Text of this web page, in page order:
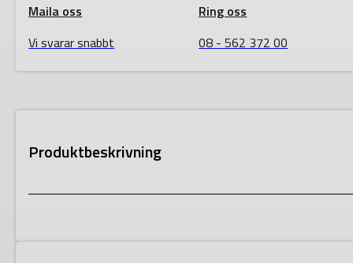
Maila oss
Vi svarar snabbt
Ring oss
08 - 562 372 00
Produktbeskrivning